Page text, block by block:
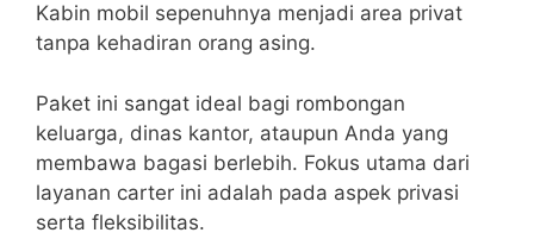
Kabin mobil sepenuhnya menjadi area privat
tanpa kehadiran orang asing.
Paket ini sangat ideal bagi rombongan
keluarga, dinas kantor, ataupun Anda yang
membawa bagasi berlebih. Fokus utama dari
layanan carter ini adalah pada aspek privasi
serta fleksibilitas.